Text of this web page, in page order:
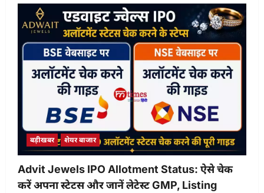
बड़ीखबर शेयर बाजार
Advit Jewels IPO Allotment Status: ऐसे चेक
करें अपना स्टेटस और जानें लेटेस्ट GMP, Listing